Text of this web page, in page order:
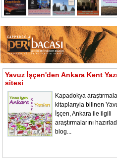
Yavuz İşçen'den Ankara Kent
sitesi
Kapadokya
kitaplarıyla bilinen
İşçen, Ankara ile ilgili
araştırmalarını
blog...